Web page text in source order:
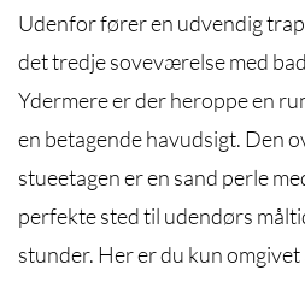
Udenfor fører en udvendig
det tredje soveværelse med
Ydermere er der heroppe en
en betagende havudsigt. Den
stueetagen er en sand perle
perfekte sted til udendørs
stunder. Her er du kun omgivet